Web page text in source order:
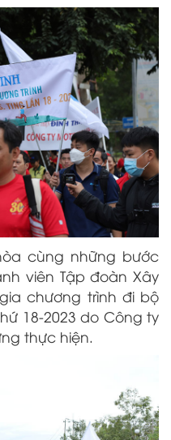
cùng những bước
viên Tập đoàn Xây
chương trình đi bộ
18-2023 do Công ty
thực hiện.